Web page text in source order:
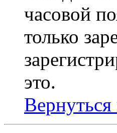
часовой
только
это.
Вернуться